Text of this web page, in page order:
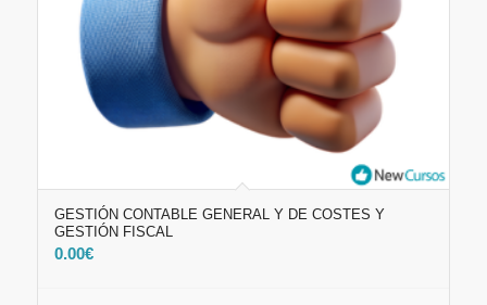
GESTIÓN CONTABLE GENERAL Y DE COSTES Y
GESTIÓN FISCAL
0.00€